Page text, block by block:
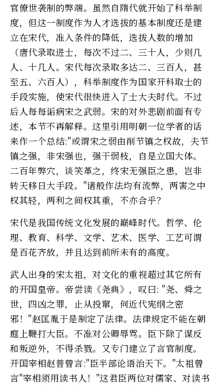
官僚世袭制的弊端。虽然自隋代就开始了科举制
度，但这一制度作为人才选拔的基本制度还是建
立在宋代，准入条件的降低，选拔人数的增加
（唐代录取进士，每次不过二、三十人，少则几
人、十几人。宋代每次录取多达二、三百人，甚
至五、六百人），科举制度作为国家开科取士的
手段实施，使宋代很快进入了士大夫时代。不过
后人每每诟病宋之武弱。宋的对外悲剧前面有专
述，本节不再解释。这里引用明朝一位学者的话
来作一个总结:"或谓宋之弱由削节镇之权故，夫节
镇之强，非宋强也，强干弱枝，自是立国大体。
二百年弊穴，谈笑革之，终宋无强臣之患，岂非
转天移日大手段。"诸般作法均有流弊，两害之中
权其轻，两利之间权其重，不亦合乎？
宋代是我国传统文化发展的巅峰时代。哲学、伦
理、教育、科学、文学、艺术、医学、工艺可谓
是百花齐放，并且达到前所未有的高度。
武人出身的宋太祖，对文化的重视超过其它所有
的开国皇帝。帝尝读《尧典》，叹曰: "尧、舜之
世，四凶之罪，止从投窜，何近代宪纲之密
邪！"赵匡胤于是制定了法律。法律规定不能在朝
庭上鞭打大臣。不准对公卿辱骂。臣下除了谋反
和叛逆外，不得杀戮。又专门建立了言官制度。
开国宰相赵普曾言:"臣半部论语治天下。"太祖曾
言"宰相须用读书人！"这君臣两位对儒家、对读书